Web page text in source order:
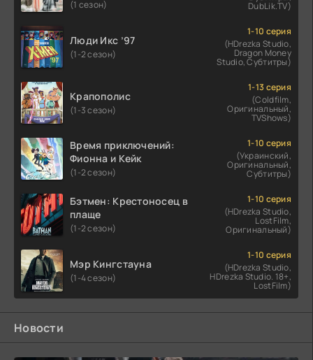
(1 сезон) DubLik.TV)
Люди Икс ’97
(1-2 сезон)
1-10 серия
(HDrezka Studio,
Dragon Money
Studio, Субтитры)
Крапополис
(1-3 сезон)
1-13 серия
(Coldfilm,
Оригинальный,
TVShows)
Время приключений:
Фионна и Кейк
(1-2 сезон)
1-10 серия
(Украинский,
Оригинальный,
Субтитры)
Бэтмен: Крестоносец в
плаще
(1-2 сезон)
1-10 серия
(HDrezka Studio,
LostFilm,
Оригинальный)
Мэр Кингстауна
(1-4 сезон)
1-10 серия
(HDrezka Studio,
HDrezka Studio. 18+,
LostFilm)
Новости